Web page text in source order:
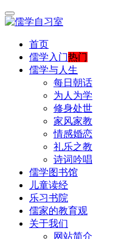
首页
儒学入门热门
儒学与人生
每日朝话
为人为学
修身处世
家风家教
情感婚恋
礼乐之教
诗词吟唱
儒学图书馆
儿童读经
乐习书院
儒家的教育观
关于我们
网站简介